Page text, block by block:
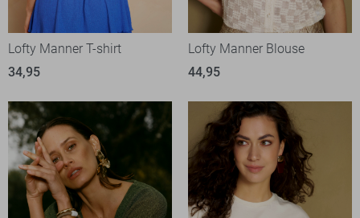
Lofty Manner T-shirt
34,95
Lofty Manner Blouse
44,95